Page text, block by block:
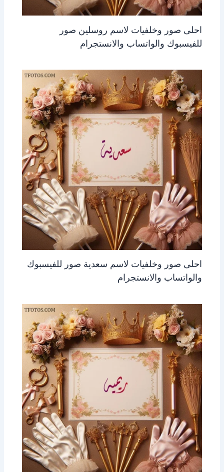
احلى صور وخلفيات لاسم روسلين صور
للفيسبوك والواتساب والانستجرام
احلى صور وخلفيات لاسم سعدية صور للفيسبوك
والواتساب والانستجرام